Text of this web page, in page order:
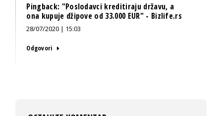
Pingback: "Poslodavci kreditiraju državu, a
ona kupuje džipove od 33.000 EUR" - Bizlife.rs
28/07/2020 | 15:03
Odgovori